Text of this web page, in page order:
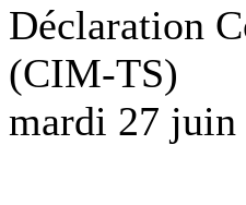
Déclaration
(CIM-TS)
mardi 27 juin